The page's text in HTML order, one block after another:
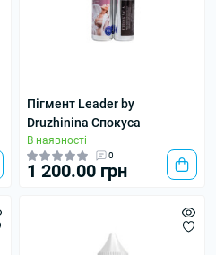
Пігмент Leader by
Druzhinina Спокуса
В наявності
0
1 200.00 грн